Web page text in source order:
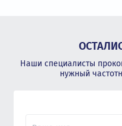
Наши специалисты
нужный